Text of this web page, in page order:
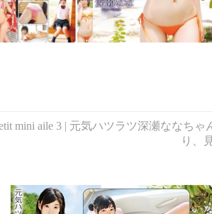
mini aile 3 | 元気ハツラツ深瀬ななち
り、